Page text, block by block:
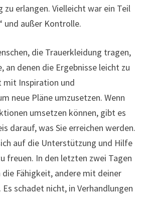
zu erlangen. Vielleicht war ein Teil
und außer Kontrolle.
die Trauerkleidung tragen,
an denen die Ergebnisse leicht zu
mit Inspiration und
neue Pläne umzusetzen. Wenn
umsetzen können, gibt es
darauf, was Sie erreichen werden.
auf die Unterstützung und Hilfe
freuen. In den letzten zwei Tagen
Fähigkeit, andere mit deiner
Es schadet nicht, in Verhandlungen